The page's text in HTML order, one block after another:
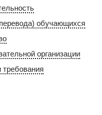
обучающихся
организации